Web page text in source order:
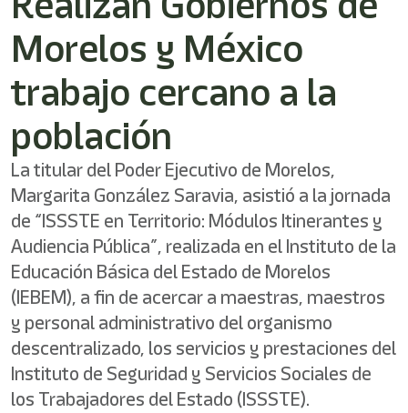
Este
acceso
directo
lector
de
pantalla
para
navegar
interactuar
con
contenido.
Morelos y México
trabajo cercano a la
población
La titular del Poder Ejecutivo de Morelos,
Margarita González Saravia, asistió a la jornada
de “ISSSTE en Territorio: Módulos Itinerantes y
Audiencia Pública”, realizada en el Instituto de la
Educación Básica del Estado de Morelos
(IEBEM), a fin de acercar a maestras, maestros
y personal administrativo del organismo
descentralizado, los servicios y prestaciones del
Instituto de Seguridad y Servicios Sociales de
los Trabajadores del Estado (ISSSTE).